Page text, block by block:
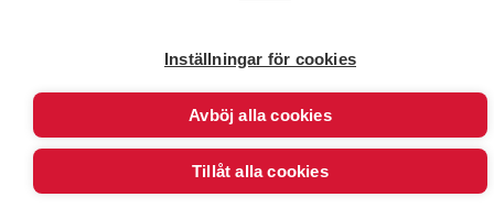
Inställningar för cookies
Avböj alla cookies
Tillåt alla cookies
Stärkevästen Heatknife Bauerfeind Stimulite
© 2026 - Göran Sjödén Rehab Shop AB
Alla rättigheter förbehållna
Powered byMirva Webb